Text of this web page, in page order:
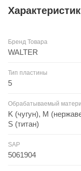
Бренд Товара
WALTER
Тип пластины
5
Обрабатываемый
K (чугун), M
S (титан)
SAP
5061904